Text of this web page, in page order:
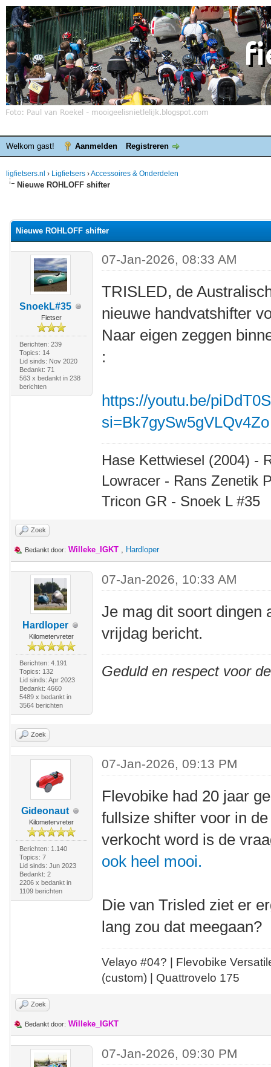
Welkom gast! Aanmelden Registreren
ligfietsers.nl › Ligfietsers ›Accessoires & Onderdelen
Nieuwe ROHLOFF shifter
Nieuwe ROHLOFF shifter
SnoekL#35
Fietser
Berichten: 239
Topics: 14
Lid sinds: Nov 2020
Bedankt: 71
563 x bedankt in 238
berichten
07-Jan-2026, 08:33 AM
TRISLED, de
nieuwe handvatshifter
Naar eigen zeggen
:
https://youtu.be/
si=Bk7gySw5gVLQv4Zo
Hase Kettwiesel (2004) -
Lowracer - Rans Zenetik
Tricon GR - Snoek L #35
Zoek
Bedankt door: Willeke_IGKT , Hardloper
Hardloper
Kilometervreter
Berichten: 4.191
Topics: 132
Lid sinds: Apr 2023
Bedankt: 4660
5489 x bedankt in
3564 berichten
07-Jan-2026, 10:33 AM
Je mag dit soort dingen
vrijdag bericht.
Geduld en respect voor
Zoek
Gideonaut
Kilometervreter
Berichten: 1.140
Topics: 7
Lid sinds: Jun 2023
Bedankt: 2
2206 x bedankt in
1109 berichten
07-Jan-2026, 09:13 PM
Flevobike had 20 jaar
fullsize shifter voor in
verkocht word is de
ook heel mooi.
Die van Trisled ziet er
lang zou dat meegaan?
Velayo #04? | Flevobike
(custom) | Quattrovelo 175
Zoek
Bedankt door: Willeke_IGKT
07-Jan-2026, 09:30 PM